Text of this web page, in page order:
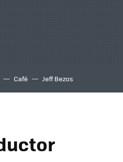
Café Jeff Bezos